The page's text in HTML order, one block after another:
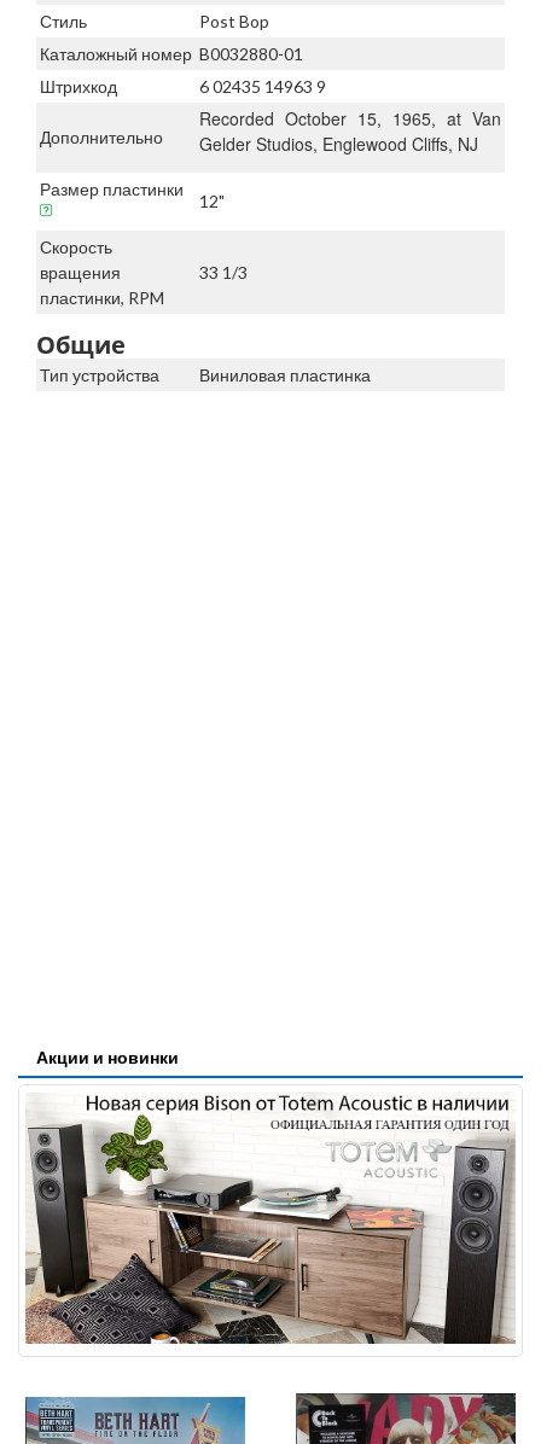
Стиль
Post Bop
Каталожный номер B0032880-01
Штрихкод
6 02435 14963 9
Дополнительно
Recorded October 15, 1965, at Van
Gelder Studios, Englewood Cliffs, NJ
Размер пластинки
12"
Скорость
вращения
пластинки, RPM
33 1/3
Общие
Тип устройства Виниловая пластинка
Акции и новинки